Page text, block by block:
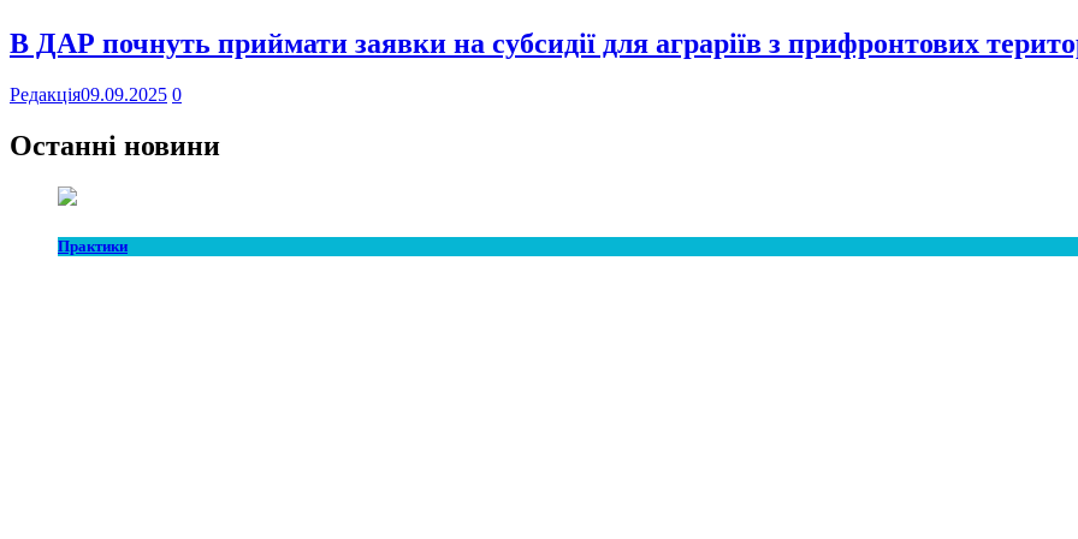
В ДАР почнуть приймати заявки на субсидії для аграріїв з прифронтових
Редакція09.09.2025 0
Останні новини
Практики